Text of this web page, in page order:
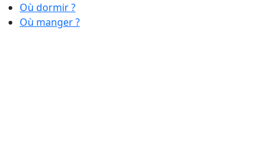
Où dormir ?
Où manger ?